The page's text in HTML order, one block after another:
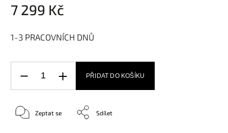
7 299 Kč
1-3 PRACOVNÍCH DNŮ
PŘIDAT DO KOŠÍKU
Zeptat se Sdílet